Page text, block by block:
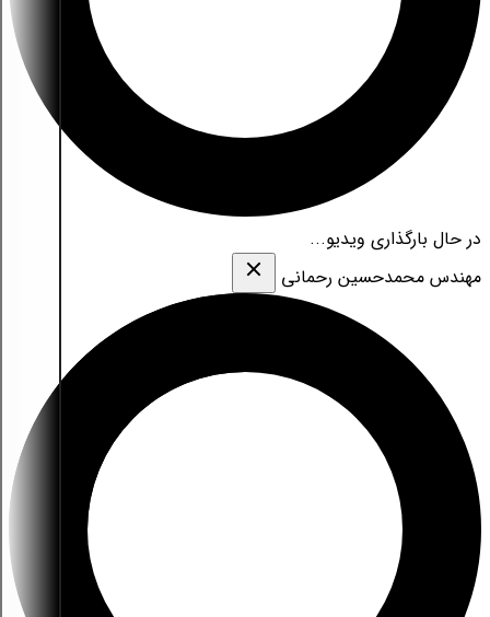
در حال بارگذاری ویدیو...
مهندس محمدحسین رحمانی